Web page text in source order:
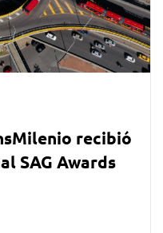
recibió
SAG Awards